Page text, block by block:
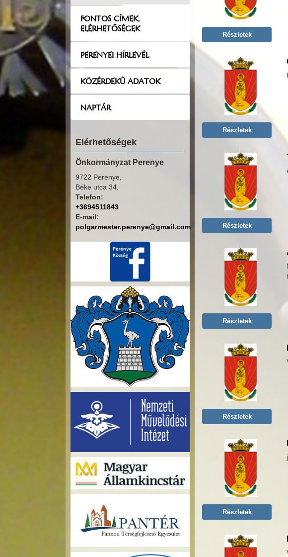
FONTOS CÍMEK,
ELÉRHETŐSÉGEK
PERENYEI HÍRLEVÉL
KÖZÉRDEKŰ ADATOK
NAPTÁR
Elérhetőségek
Önkormányzat Perenye
9722 Perenye,
Béke utca 34,
Telefon:
+3694511843
E-mail:
polgarmester.perenye@gmail.com
Részletek
Részletek
Részletek
Részletek
Részletek
Részletek